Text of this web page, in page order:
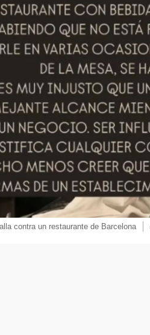
contra un restaurante de Barcelona